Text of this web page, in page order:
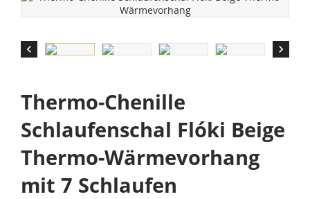
 
Thermo-Chenille
Schlaufenschal Flóki Beige
Thermo-Wärmevorhang
mit 7 Schlaufen